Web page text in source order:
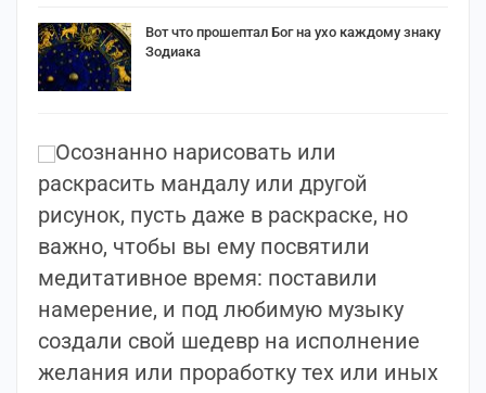
Вот что прошептал Бог на ухо каждому знаку
Зодиака
Осознанно нарисовать или
раскрасить мандалу или другой
рисунок, пусть даже в раскраске, но
важно, чтобы вы ему посвятили
медитативное время: поставили
намерение, и под любимую музыку
создали свой шедевр на исполнение
желания или проработку тех или иных